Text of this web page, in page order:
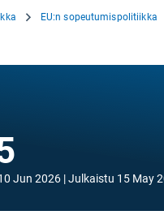
EU:n sopeutumispolitiikka
Jun 2026 Julkaistu 15 May